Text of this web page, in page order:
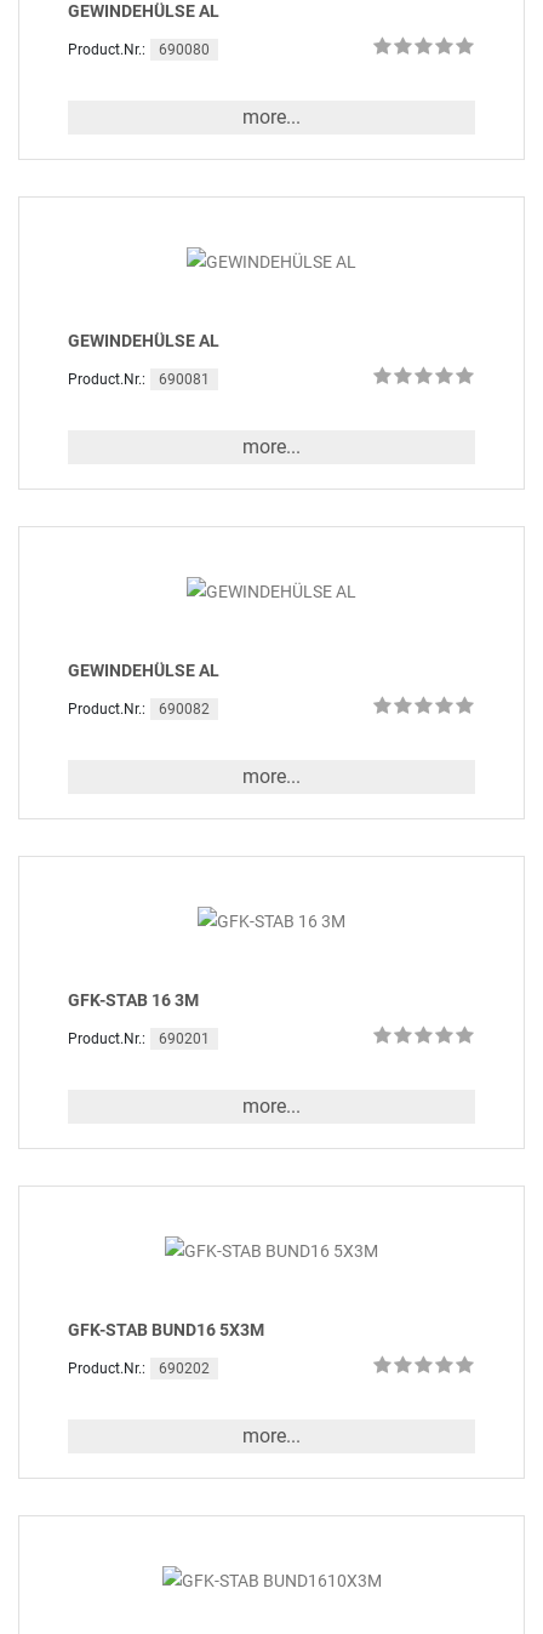
GEWINDEHÜLSE AL
Product.Nr.: 690080
more...
GEWINDEHÜLSE AL
Product.Nr.: 690081
more...
GEWINDEHÜLSE AL
Product.Nr.: 690082
more...
GFK-STAB 16 3M
Product.Nr.: 690201
more...
GFK-STAB BUND16 5X3M
Product.Nr.: 690202
more...